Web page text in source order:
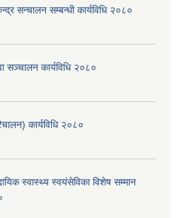
सन्चालन सम्बन्धी कार्यविधि २०८०
सञ्चालन कार्यविधि २०८०
कार्यविधि २०८०
स्वास्थ्य स्वयंसेविका विशेष सम्मान